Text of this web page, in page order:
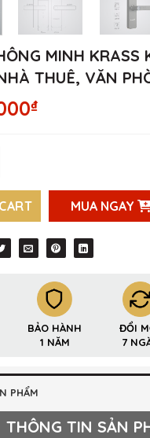
MINH KRASS
THUÊ, VĂN
₫
minh Krass K2800P
MUA NGAY
BẢO HÀNH
1 NĂM
ĐỔI
7
PHẨM
THÔNG TIN SẢN